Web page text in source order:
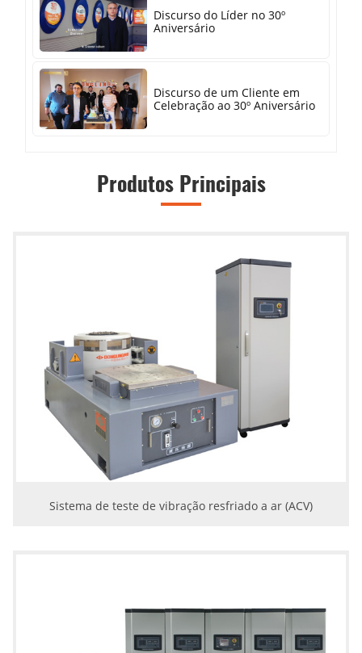
Discurso do Líder no 30º
Aniversário
Discurso de um Cliente em
Celebração ao 30º Aniversário
Produtos Principais
Sistema de teste de vibração resfriado a ar (ACV)